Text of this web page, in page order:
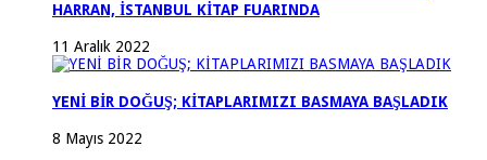
HARRAN, İSTANBUL KİTAP FUARINDA
11 Aralık 2022
YENİ BİR DOĞUŞ; KİTAPLARIMIZI BASMAYA BAŞLADIK
8 Mayıs 2022